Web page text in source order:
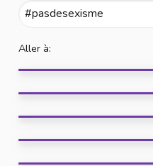
Aller à: